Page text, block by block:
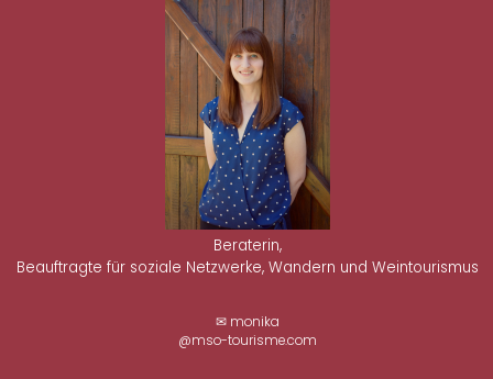
Beraterin,
Beauftragte für soziale Netzwerke, Wandern und Weintourismus
✉ monika
@mso-tourisme.com